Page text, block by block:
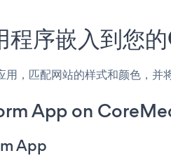
序嵌入到您
，匹配网站的样式和颜色，并
App on
App